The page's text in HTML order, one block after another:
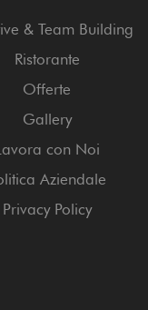
& Team Building
Ristorante
Offerte
Gallery
con Noi
Aziendale
Privacy Policy